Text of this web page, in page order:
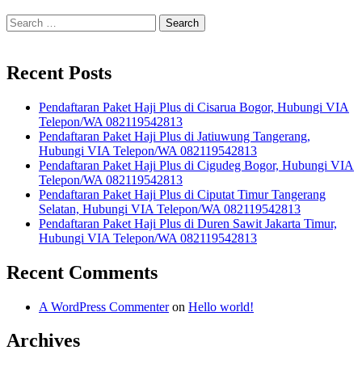
Search
for:
Recent Posts
Pendaftaran Paket Haji Plus di Cisarua Bogor, Hubungi VIA
Telepon/WA 082119542813
Pendaftaran Paket Haji Plus di Jatiuwung Tangerang,
Hubungi VIA Telepon/WA 082119542813
Pendaftaran Paket Haji Plus di Cigudeg Bogor, Hubungi VIA
Telepon/WA 082119542813
Pendaftaran Paket Haji Plus di Ciputat Timur Tangerang
Selatan, Hubungi VIA Telepon/WA 082119542813
Pendaftaran Paket Haji Plus di Duren Sawit Jakarta Timur,
Hubungi VIA Telepon/WA 082119542813
Recent Comments
A WordPress Commenteron Hello world!
Archives